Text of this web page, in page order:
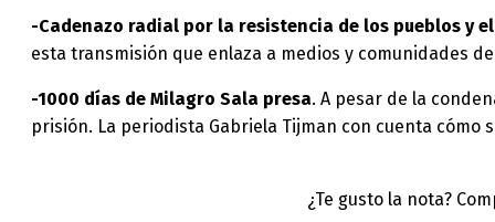
-Cadenazo radial por la resistencia de los pueblos y
esta transmisión que enlaza a medios y comunidades
-1000 días de Milagro Sala presa. A pesar de la
prisión. La periodista Gabriela Tijman con cuenta cómo
¿Te gusto la nota?